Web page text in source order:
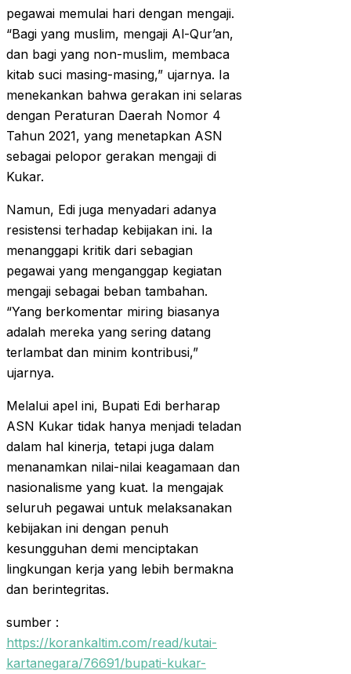
pegawai memulai hari dengan mengaji.
“Bagi yang muslim, mengaji Al-Qur’an,
dan bagi yang non-muslim, membaca
kitab suci masing-masing,” ujarnya. Ia
menekankan bahwa gerakan ini selaras
dengan Peraturan Daerah Nomor 4
Tahun 2021, yang menetapkan ASN
sebagai pelopor gerakan mengaji di
Kukar.
Namun, Edi juga menyadari adanya
resistensi terhadap kebijakan ini. Ia
menanggapi kritik dari sebagian
pegawai yang menganggap kegiatan
mengaji sebagai beban tambahan.
“Yang berkomentar miring biasanya
adalah mereka yang sering datang
terlambat dan minim kontribusi,”
ujarnya.
Melalui apel ini, Bupati Edi berharap
ASN Kukar tidak hanya menjadi teladan
dalam hal kinerja, tetapi juga dalam
menanamkan nilai-nilai keagamaan dan
nasionalisme yang kuat. Ia mengajak
seluruh pegawai untuk melaksanakan
kebijakan ini dengan penuh
kesungguhan demi menciptakan
lingkungan kerja yang lebih bermakna
dan berintegritas.
sumber :
https://korankaltim.com/read/kutai-
kartanegara/76691/bupati-kukar-